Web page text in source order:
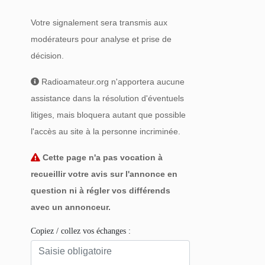
Votre signalement sera transmis aux
modérateurs pour analyse et prise de
décision.
Radioamateur.org n'apportera aucune
assistance dans la résolution d'éventuels
litiges, mais bloquera autant que possible
l'accès au site à la personne incriminée.
Cette page n'a pas vocation à
recueillir votre avis sur l'annonce en
question ni à régler vos différends
avec un annonceur.
Copiez / collez vos échanges :